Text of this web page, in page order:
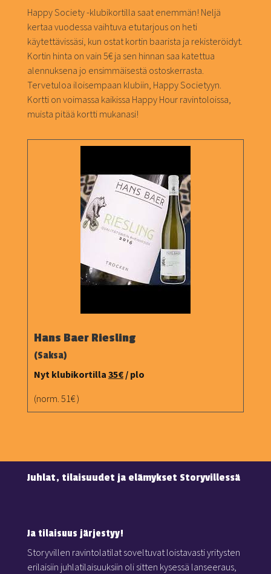
Happy Society -klubikortilla saat enemmän! Neljä
kertaa vuodessa vaihtuva etutarjous on heti
käytettävissäsi, kun ostat kortin baarista ja rekisteröidyt.
Kortin hinta on vain 5€ ja sen hinnan saa katettua
alennuksena jo ensimmäisestä ostoskerrasta.
Tervetuloa iloisempaan klubiin, Happy Societyyn.
Kortti on voimassa kaikissa Happy Hour ravintoloissa,
muista pitää kortti mukanasi!
Hans Baer Riesling
(Saksa)
Nyt klubikortilla 35€/ plo
(norm. 51€ )
Juhlat, tilaisuudet ja elämykset Storyvillessä
Ja tilaisuus järjestyy!
Storyvillen ravintolatilat soveltuvat loistavasti yritysten
erilaisiin juhlatilaisuuksiin oli sitten kysessä lanseeraus,